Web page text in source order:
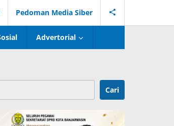
Pedoman Media Siber
Advertorial
Cari